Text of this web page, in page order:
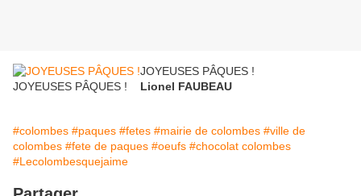
JOYEUSES PÂQUES !
JOYEUSES PÂQUES !
Lionel FAUBEAU
#colombes #paques #fetes #mairie de colombes #ville de
colombes #fete de paques #oeufs #chocolat colombes
#Lecolombesquejaime